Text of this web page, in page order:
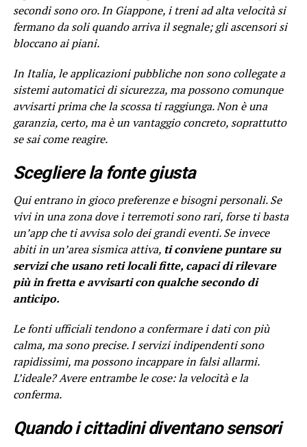
secondi sono oro. In Giappone, i treni ad alta velocità si
fermano da soli quando arriva il segnale; gli ascensori si
bloccano ai piani.
In Italia, le applicazioni pubbliche non sono collegate a
sistemi automatici di sicurezza, ma possono comunque
avvisarti prima che la scossa ti raggiunga. Non è una
garanzia, certo, ma è un vantaggio concreto, soprattutto
se sai come reagire.
Scegliere la fonte giusta
Qui entrano in gioco preferenze e bisogni personali. Se
vivi in una zona dove i terremoti sono rari, forse ti basta
un’app che ti avvisa solo dei grandi eventi. Se invece
abiti in un’area sismica attiva, ti conviene puntare su
servizi che usano reti locali fitte, capaci di rilevare
più in fretta e avvisarti con qualche secondo di
anticipo.
Le fonti ufficiali tendono a confermare i dati con più
calma, ma sono precise. I servizi indipendenti sono
rapidissimi, ma possono incappare in falsi allarmi.
L’ideale? Avere entrambe le cose: la velocità e la
conferma.
Quando i cittadini diventano sensori